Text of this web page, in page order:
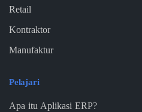
Retail
Kontraktor
Manufaktur
Pelajari
Apa itu Aplikasi ERP?